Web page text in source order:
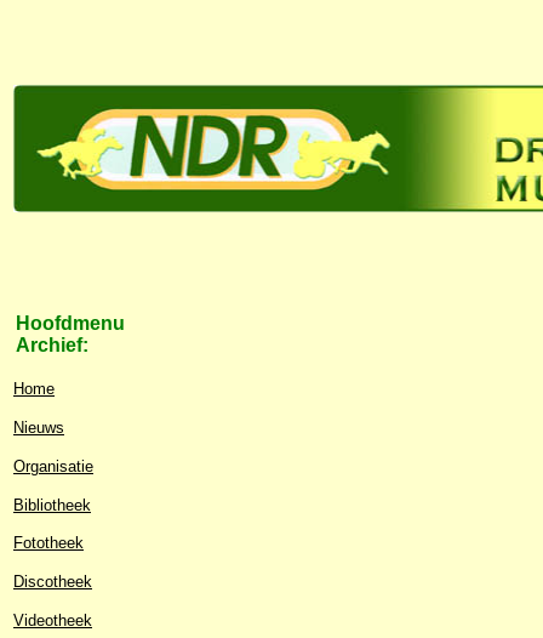
Hoofdmenu
Archief:
Home
Nieuws
Organisatie
Bibliotheek
Fototheek
Discotheek
Videotheek